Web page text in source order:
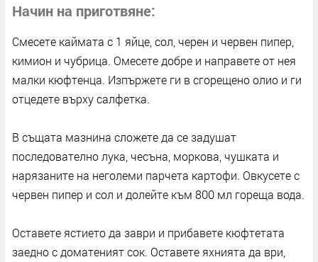
Начин на приготвяне
Смесете каймата с 1 яйце, сол, черен и червен пипер,
кимион и чубрица. Омесете добре и направете от нея
малки кюфтенца. Изпържете ги в сгорещено олио и ги
отцедете върху салфетка.
В същата мазнина сложете да се задушат
последователно лука, чесъна, моркова, чушката и
нарязаните на неголеми парчета картофи. Овкусете с
червен пипер и сол и долейте към 800 мл гореща вода.
Оставете ястието да заври и прибавете кюфтетата
заедно с доматеният сок. Оставете яхнията да ври,